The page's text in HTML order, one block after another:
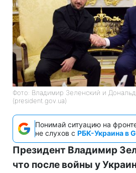
Фото: Владимир Зеленский и
(president.gov.ua)
Понимай ситуацию на
не слухов с РБК-Украина в
Президент Владимир
что после войны у